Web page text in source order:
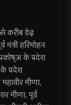
करीब डेढ़
हरिमोहन
के प्रदेश
प्रदेश
मीणा,
मीणा, पूर्व